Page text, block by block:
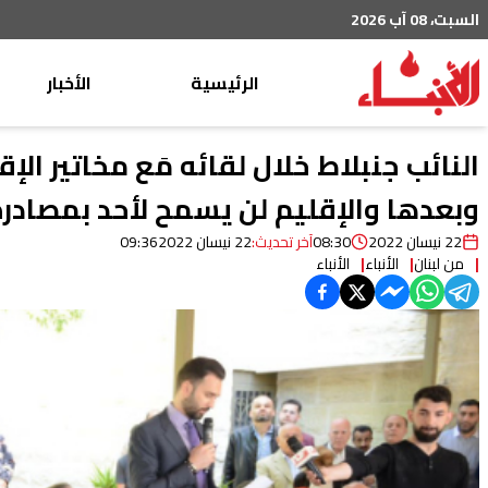
السبت، 08 آب 2026
الرئيسية
الأخبار
محليات
عربي دولي
إقتصاد
منوعات
النائب جنبلاط خلال لقائه مَع مخاتير
وبعدها والإقليم لن يسمح لأحد
22 نيسان 2022 08:30آخر تحديث:22 نيسان 2022 09:36
من لبنان الأنباء الأنباء